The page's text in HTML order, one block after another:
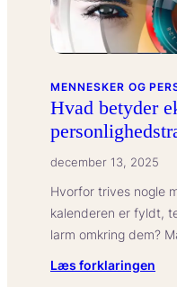
i
MENNESKER OG
Hvad betyder
december 13, 2025
Hvorfor trives nogle
kalenderen er fyldt,
larm omkring dem?
Læs forklaringen